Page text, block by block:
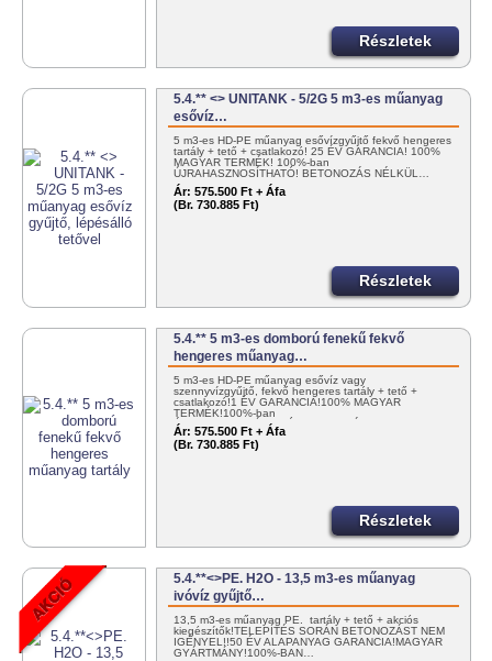
Részletek
5.4.** <> UNITANK - 5/2G 5 m3-es műanyag
esővíz…
5 m3-es HD-PE műanyag esővízgyűjtő fekvő hengeres
tartály + tető + csatlakozó! 25 ÉV GARANCIA! 100%
MAGYAR TERMÉK! 100%-ban
ÚJRAHASZNOSÍTHATÓ! BETONOZÁS NÉLKÜL…
Ár: 575.500 Ft + Áfa
(Br. 730.885 Ft)
Részletek
5.4.** 5 m3-es domború fenekű fekvő
hengeres műanyag…
5 m3-es HD-PE műanyag esővíz vagy
szennyvízgyűjtő, fekvő hengeres tartály + tető +
csatlakozó!1 ÉV GARANCIA!100% MAGYAR
TERMÉK!100%-ban
ÚJRAHASZNOSÍTHATÓ!BETONOZÁS…
Ár: 575.500 Ft + Áfa
(Br. 730.885 Ft)
Részletek
5.4.**<>PE. H2O - 13,5 m3-es műanyag
ivóvíz gyűjtő…
13,5 m3-es műanyag PE. tartály + tető + akciós
kiegészítők!TELEPÍTÉS SORÁN BETONOZÁST NEM
IGÉNYEL!!50 ÉV ALAPANYAG GARANCIA!MAGYAR
GYÁRTMÁNY!100%-BAN…